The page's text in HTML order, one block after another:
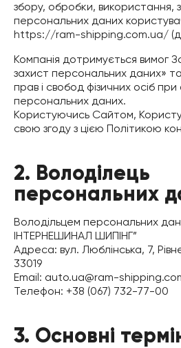
збору, обробки, використання,
персональних даних
https://ram-shipping.com.ua/
Компанія дотримується вимог
захист персональних даних»
прав і свобод фізичних осіб при
персональних даних.
Користуючись Сайтом,
свою згоду з цією Політикою
2. Володілець
персональних
Володільцем персональних
ІНТЕРНЕШИНАЛ ШИПІНГ”
Адреса: вул. Люблінська, 7,
33019
Email: auto.ua@ram-
Телефон: +38 (067) 732-77-00
3. Основні